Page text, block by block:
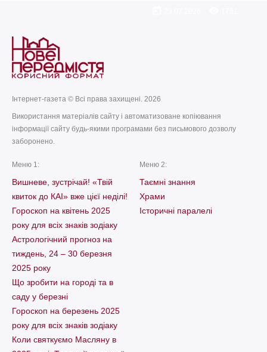
Інтернет-газета © Всі права захищені. 2026
Використання матеріалів сайту і автоматизоване копіювання
інформації сайту будь-якими програмами без письмового дозволу
заборонено.
Меню 1:
Вишневе, зустрічай! «Твій
квиток до КАІ» вже цієї неділі!
Гороскоп на квітень 2025
року для всіх знаків зодіаку
Астрологічний прогноз на
тиждень, 24 – 30 березня
2025 року
Що зробити на городі та в
саду у березні
Гороскоп на березень 2025
року для всіх знаків зодіаку
Коли святкуємо Масляну в
Меню 2:
Таємні знання
Храми
Історичні паралелі